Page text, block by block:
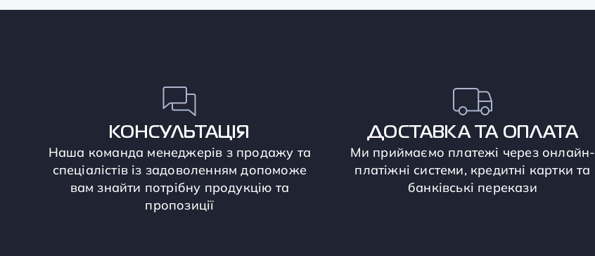
КОНСУЛЬТАЦІЯ
Наша команда менеджерів з продажу та
спеціалістів із задоволенням допоможе
вам знайти потрібну продукцію та
пропозиції
ДОСТАВКА ТА ОПЛАТА
Ми приймаємо платежі через онлайн-
платіжні системи, кредитні картки та
банківські перекази